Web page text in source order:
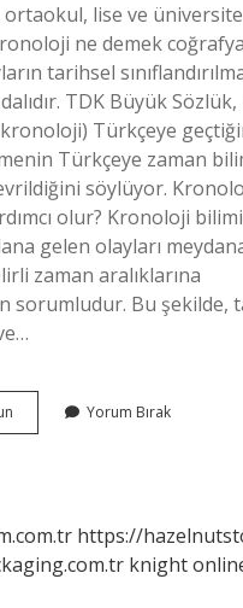
ortaokul, lise ve
ne demek
tarihsel
TDK Büyük
Türkçeye
Türkçeye zaman
söylüyor.
olur? Kronoloji
gelen olayları
zaman aralıklarına
sorumludur. Bu şekilde,
Kronoloji
Neyi
Yorum Bırak
https://
knight